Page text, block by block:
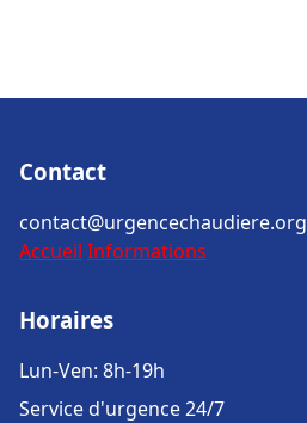
Contact
contact@urgencechaudiere.org
Accueil Informations
Horaires
Lun-Ven: 8h-19h
Service d'urgence 24/7